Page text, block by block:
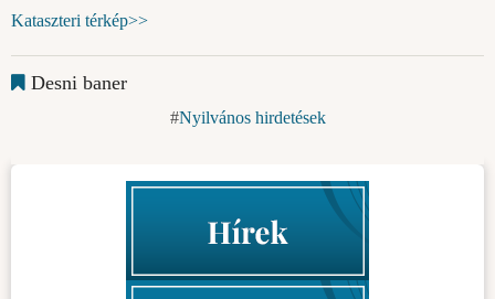
Kataszteri térkép>>
Desni baner
Nyilvános hirdetések